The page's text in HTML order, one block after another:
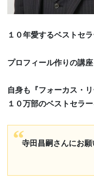
１０年愛するベストセ
プロフィール作りの講
自身も『フォーカス・
１０万部のベストセラ
寺田昌嗣さんにお願